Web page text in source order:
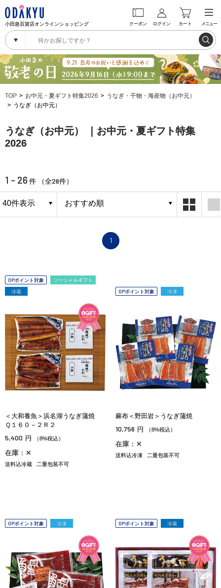
小田急百貨店オンラインショッピング クーポン ログイン カート メニュー
TOP お中元・夏ギフト特集2026
うなぎ・干物・海産物（お中元）
うなぎ（お中元）
うなぎ（お中元） ｜お中元・夏ギフト特集
2026
1 - 26 件 （全26件）
1
OPポイント対象
ソーシャルギフト
冷蔵
＜大和養魚＞浜名湖うなぎ蒲焼
Ｑ１６０－２Ｒ２
5,400 円 （8%税込）
在庫：✕
送料込冷蔵 二重包装不可
OPポイント対象 冷凍
麻布＜野田岩＞うなぎ蒲焼
10,756 円 （8%税込）
在庫：✕
送料込冷凍 二重包装不可
OPポイント対象 冷凍 OPポイント対象 冷蔵